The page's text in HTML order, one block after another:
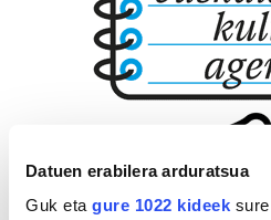
Datuen erabilera arduratsua
Guk eta gure 1022 kideek